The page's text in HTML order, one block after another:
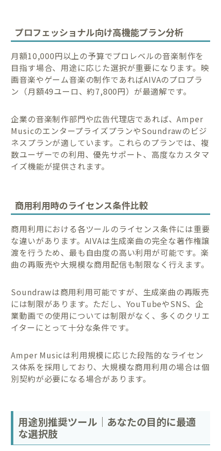
プロフェッショナル向け高機能プラン分析
月額10,000円以上の予算でプロレベルの音楽制作を
目指す場合、用途に応じた選択が重要になります。映
画音楽やゲーム音楽の制作であればAIVAのプロプラ
ン（月額49ユーロ、約7,800円）が最適解です。
企業の音楽制作部門や広告代理店であれば、Amper
MusicのエンタープライズプランやSoundrawのビジ
ネスプランが適しています。これらのプランでは、複
数ユーザーでの利用、優先サポート、高度なカスタマ
イズ機能が提供されます。
商用利用時のライセンス条件比較
商用利用における各ツールのライセンス条件には重要
な違いがあります。AIVAは生成楽曲の完全な著作権譲
渡を行うため、最も自由度の高い利用が可能です。楽
曲の再販売や大規模な商用配信も制限なく行えます。
Soundrawは商用利用可能ですが、生成楽曲の再販売
には制限があります。ただし、YouTubeやSNS、企
業動画での使用については制限がなく、多くのクリエ
イターにとって十分な条件です。
Amper Musicは利用規模に応じた段階的なライセン
ス体系を採用しており、大規模な商用利用の場合は個
別契約が必要になる場合があります。
用途別推奨ツール｜あなたの目的に最適
な選択肢